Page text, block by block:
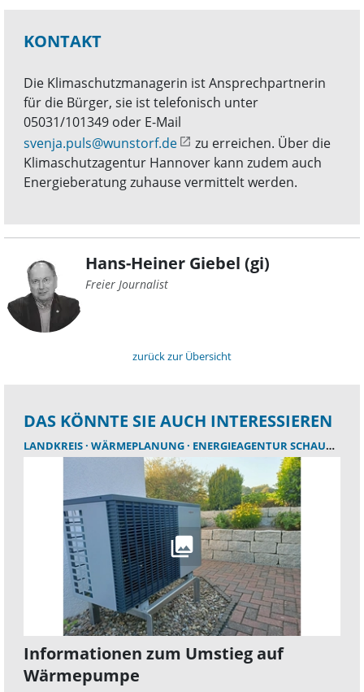
KONTAKT
Die Klimaschutzmanagerin ist Ansprechpartnerin
für die Bürger, sie ist telefonisch unter
05031/101349 oder E-Mail
svenja.puls@wunstorf.de
zu erreichen. Über die
Klimaschutzagentur Hannover kann zudem auch
Energieberatung zuhause vermittelt werden.
Hans-Heiner Giebel (gi)
Freier Journalist
zurück zur Übersicht
DAS KÖNNTE SIE AUCH INTERESSIEREN
LANDKREIS WÄRMEPLANUNG ENERGIEAGENTUR SCHAUMBURG
Informationen zum Umstieg auf
Wärmepumpe